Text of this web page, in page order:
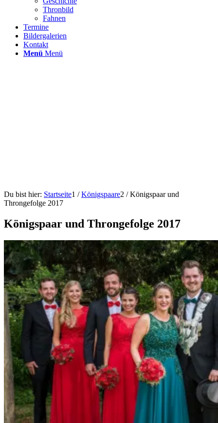
Thronbild
Fahnen
Termine
Bildergalerien
Kontakt
Menü Menü
Du bist hier: Startseite1 / Königspaare2 / Königspaar und
Throngefolge 2017
Königspaar und Throngefolge 2017